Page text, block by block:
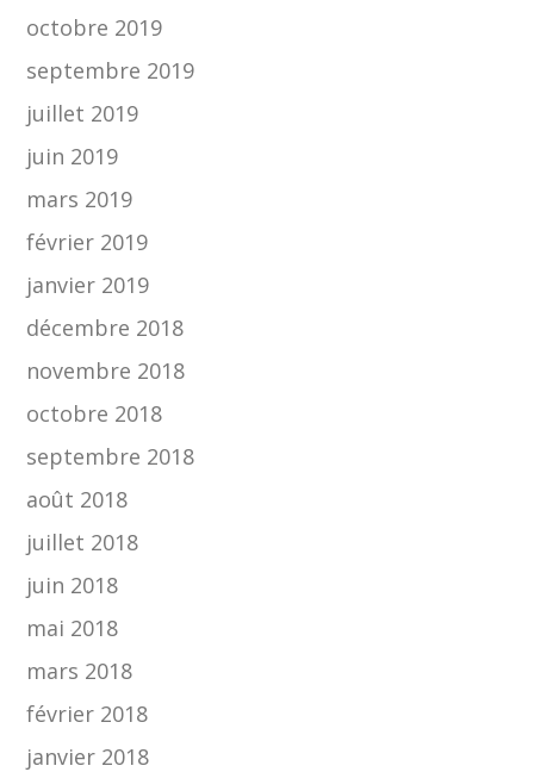
octobre 2019
septembre 2019
juillet 2019
juin 2019
mars 2019
février 2019
janvier 2019
décembre 2018
novembre 2018
octobre 2018
septembre 2018
août 2018
juillet 2018
juin 2018
mai 2018
mars 2018
février 2018
janvier 2018